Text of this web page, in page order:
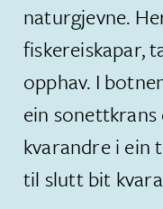
naturgjevne.
fiskereiskapar,
opphav. I
ein
kvarandre i ein
til slutt bit